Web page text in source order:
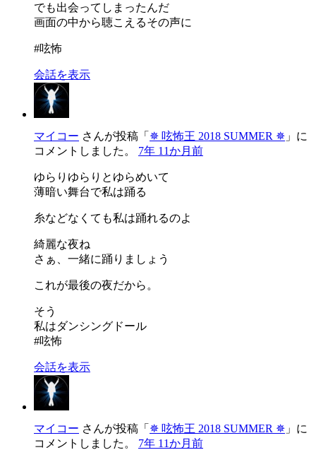
でも出会ってしまったんだ
画面の中から聴こえるその声に
#呟怖
会話を表示
マイコー さんが投稿「 ✵ 呟怖王 2018 SUMMER ✵ 」に
コメントしました。 7年 11か月前
ゆらりゆらりとゆらめいて
薄暗い舞台で私は踊る
糸などなくても私は踊れるのよ
綺麗な夜ね
さぁ、一緒に踊りましょう
これが最後の夜だから。
そう
私はダンシングドール
#呟怖
会話を表示
マイコー さんが投稿「 ✵ 呟怖王 2018 SUMMER ✵ 」に
コメントしました。 7年 11か月前